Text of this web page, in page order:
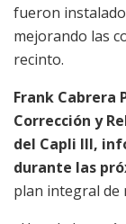
fueron
mejorando las
recinto.
Frank Cabrera
Corrección y
del Capli III,
durante las
plan integral de